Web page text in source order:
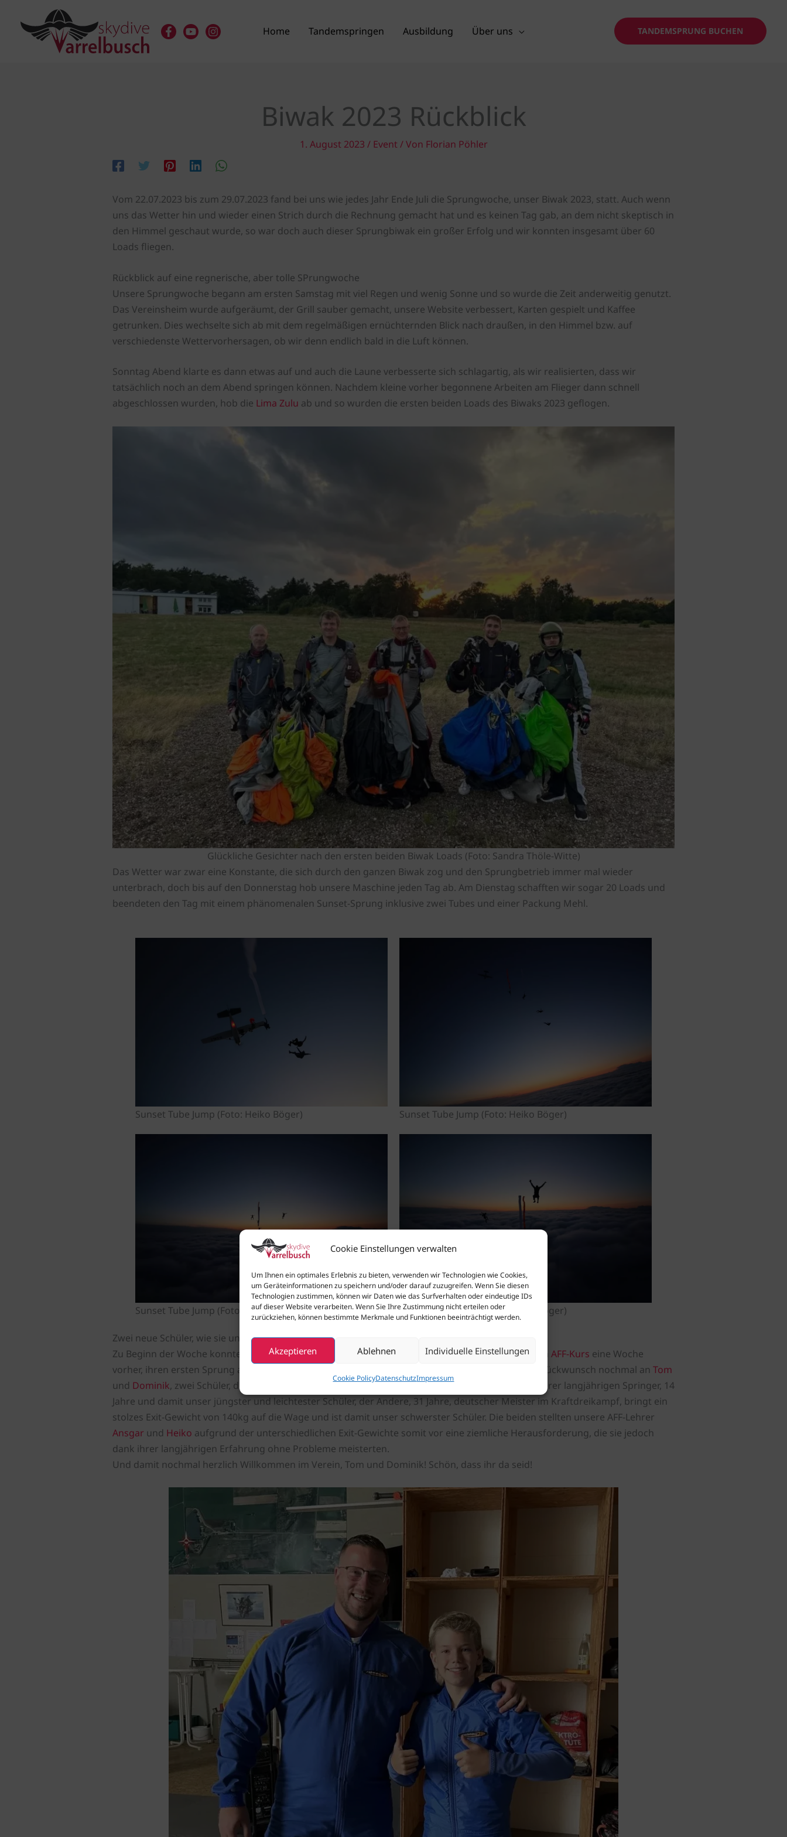
Cookie Einstellungen verwalten
Um Ihnen ein optimales Erlebnis zu bieten, verwenden wir Technologien wie Cookies,
um Geräteinformationen zu speichern und/oder darauf zuzugreifen. Wenn Sie diesen
Technologien zustimmen, können wir Daten wie das Surfverhalten oder eindeutige IDs
auf dieser Website verarbeiten. Wenn Sie Ihre Zustimmung nicht erteilen oder
zurückziehen, können bestimmte Merkmale und Funktionen beeinträchtigt werden.
Akzeptieren Ablehnen Individuelle Einstellungen
Cookie PolicyDatenschutzImpressum
Inhalt
springen
Home Tandemspringen Ausbildung Über uns Suchen TANDEMSPRUNG BUCHEN
Biwak 2023 Rückblick
1. August 2023 / Event/ Von Florian Pöhler
Vom 22.07.2023 bis zum 29.07.2023 fand bei uns wie jedes Jahr Ende Juli die Sprungwoche, unser Biwak 2023, statt. Auch wenn
uns das Wetter hin und wieder einen Strich durch die Rechnung gemacht hat und es keinen Tag gab, an dem nicht skeptisch in
den Himmel geschaut wurde, so war doch auch dieser Sprungbiwak ein großer Erfolg und wir konnten insgesamt über 60
Loads fliegen.
Rückblick auf eine regnerische, aber tolle SPrungwoche
Unsere Sprungwoche begann am ersten Samstag mit viel Regen und wenig Sonne und so wurde die Zeit anderweitig genutzt.
Das Vereinsheim wurde aufgeräumt, der Grill sauber gemacht, unsere Website verbessert, Karten gespielt und Kaffee
getrunken. Dies wechselte sich ab mit dem regelmäßigen ernüchternden Blick nach draußen, in den Himmel bzw. auf
verschiedenste Wettervorhersagen, ob wir denn endlich bald in die Luft können.
Sonntag Abend klarte es dann etwas auf und auch die Laune verbesserte sich schlagartig, als wir realisierten, dass wir
tatsächlich noch an dem Abend springen können. Nachdem kleine vorher begonnene Arbeiten am Flieger dann schnell
abgeschlossen wurden, hob die Lima Zulu ab und so wurden die ersten beiden Loads des Biwaks 2023 geflogen.
Glückliche Gesichter nach den ersten beiden Biwak Loads (Foto: Sandra Thöle-Witte)
Das Wetter war zwar eine Konstante, die sich durch den ganzen Biwak zog und den Sprungbetrieb immer mal wieder
unterbrach, doch bis auf den Donnerstag hob unsere Maschine jeden Tag ab. Am Dienstag schafften wir sogar 20 Loads und
beendeten den Tag mit einem phänomenalen Sunset-Sprung inklusive zwei Tubes und einer Packung Mehl.
Sunset Tube Jump (Foto: Heiko Böger) Sunset Tube Jump (Foto: Heiko Böger)
Sunset Tube Jump (Foto: Heiko Böger) Sunset Tube Jump (Foto: Heiko Böger)
Zwei neue Schüler, wie sie unterschiedlicher nicht sein könnten
Zu Beginn der Woche konnten dann auch unsere beiden neusten Zuwächse, zwei Schüler aus dem AFF-Kurs eine Woche
vorher, ihren ersten Sprung absolvieren und bestanden beide direkt das AFF Level 1. Herzlichen Glückwunsch nochmal an Tom
und Dominik, zwei Schüler, die unterschiedlicher nicht sein könnten: Der Eine, der Sohn einer unserer langjährigen Springer, 14
Jahre und damit unser jüngster und leichtester Schüler, der Andere, 31 Jahre, deutscher Meister im Kraftdreikampf, bringt ein
stolzes Exit-Gewicht von 140kg auf die Wage und ist damit unser schwerster Schüler. Die beiden stellten unsere AFF-Lehrer
Ansgar und Heiko aufgrund der unterschiedlichen Exit-Gewichte somit vor eine ziemliche Herausforderung, die sie jedoch
dank ihrer langjährigen Erfahrung ohne Probleme meisterten.
Und damit nochmal herzlich Willkommen im Verein, Tom und Dominik! Schön, dass ihr da seid!